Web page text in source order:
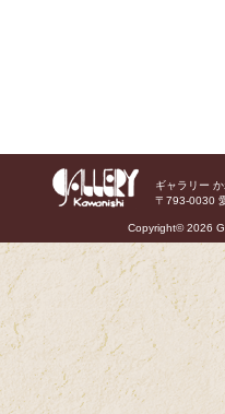
ギャラリー
〒793-0030
Copyright©2026